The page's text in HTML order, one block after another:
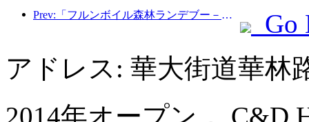
Prev:「フルンボイル森林ランデブー－大興安嶺エクスプレス－星光列車－天一旅」観光列車が初運行を行った。
Go
アドレス: 華大街道華林
2014年オープン， C&D